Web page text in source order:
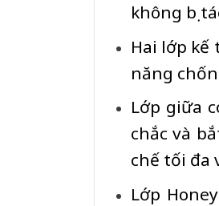
không bị
Hai lớp kế
năng
Lớp giữa
chắc và
chế tối đa
Lớp